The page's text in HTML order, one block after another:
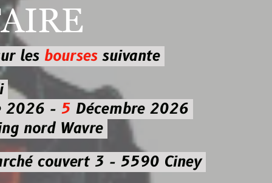
suivante
5Décembre 2026
Wavre
3 - 5590 Ciney